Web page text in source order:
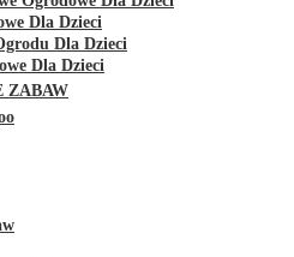
Dla Dzieci
Dla Dzieci
Dla Dzieci
ZABAW